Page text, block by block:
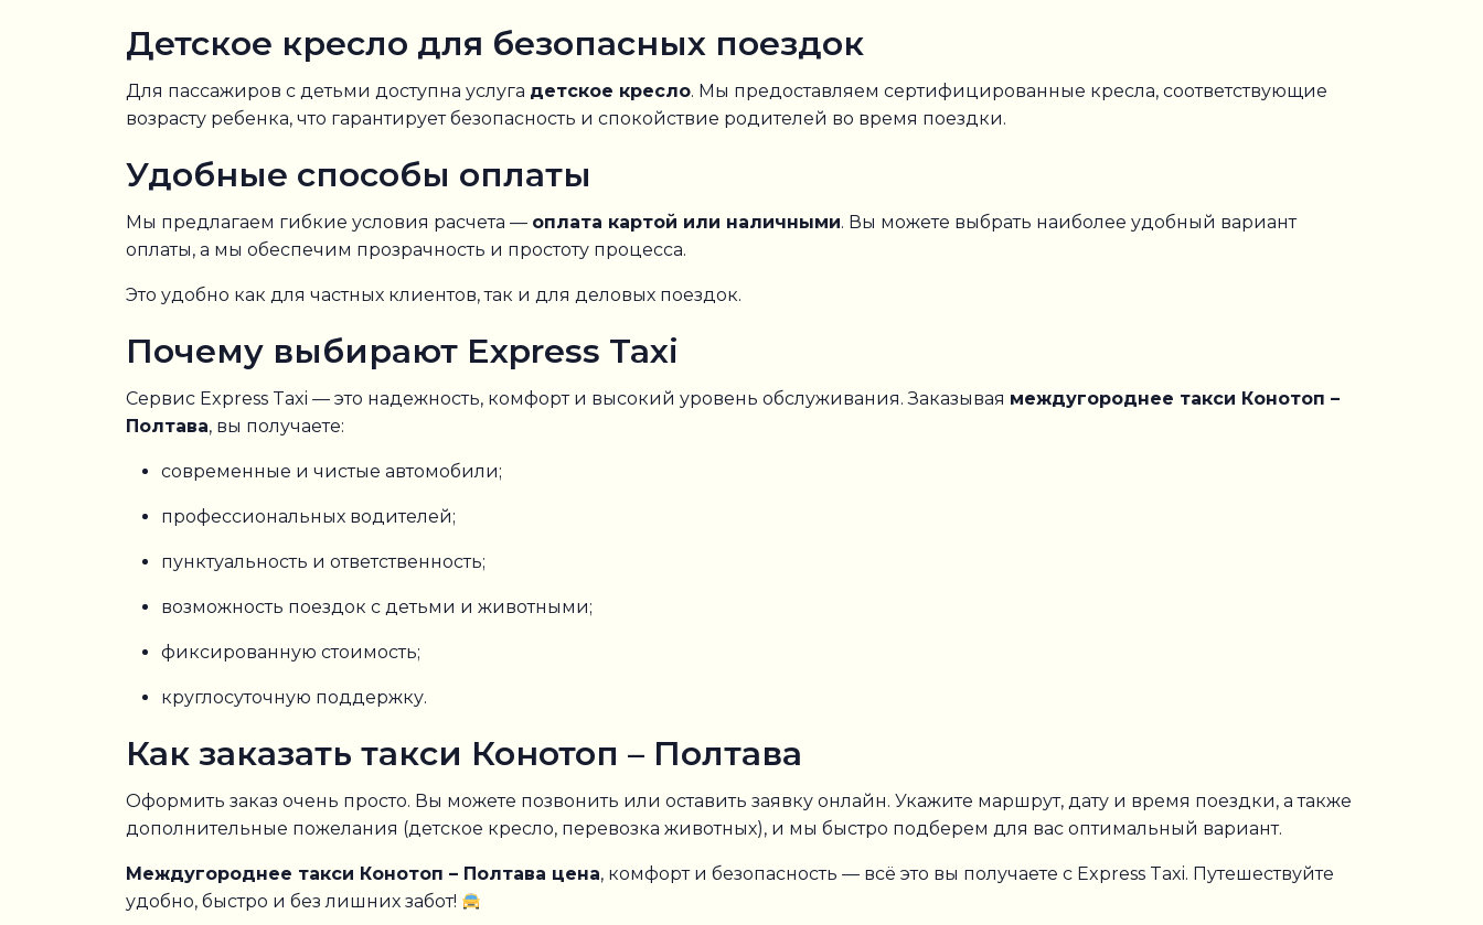
Детское кресло для безопасных поездок
Для пассажиров с детьми доступна услуга детское кресло. Мы предоставляем сертифицированные кресла, соответствующие
возрасту ребенка, что гарантирует безопасность и спокойствие родителей во время поездки.
Удобные способы оплаты
Мы предлагаем гибкие условия расчета — оплата картой или наличными. Вы можете выбрать наиболее удобный вариант
оплаты, а мы обеспечим прозрачность и простоту процесса.
Это удобно как для частных клиентов, так и для деловых поездок.
Почему выбирают Express Taxi
Сервис Express Taxi — это надежность, комфорт и высокий уровень обслуживания. Заказывая междугороднее такси Конотоп –
Полтава, вы получаете:
современные и чистые автомобили;
профессиональных водителей;
пунктуальность и ответственность;
возможность поездок с детьми и животными;
фиксированную стоимость;
круглосуточную поддержку.
Как заказать такси Конотоп – Полтава
Оформить заказ очень просто. Вы можете позвонить или оставить заявку онлайн. Укажите маршрут, дату и время поездки, а также
дополнительные пожелания (детское кресло, перевозка животных), и мы быстро подберем для вас оптимальный вариант.
Междугороднее такси Конотоп – Полтава цена, комфорт и безопасность — всё это вы получаете с Express Taxi. Путешествуйте
удобно, быстро и без лишних забот!